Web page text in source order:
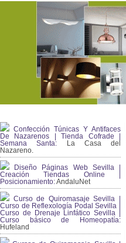
Confección Túnicas Y Antifaces
De Nazarenos | Tienda Cofrade |
Semana Santa: La Casa del
Nazareno.
Diseño Páginas Web Sevilla |
Creación Tiendas Online |
Posicionamiento:AndaluNet
Curso de Quiromasaje Sevilla |
Curso de Reflexología Podal Sevilla |
Curso de Drenaje Linfático Sevilla |
Curso básico de Homeopatía:
Hufeland